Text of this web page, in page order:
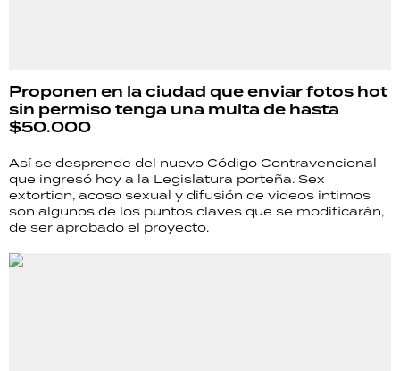
Proponen en la ciudad que enviar fotos hot
sin permiso tenga una multa de hasta
$50.000
Así se desprende del nuevo Código Contravencional
que ingresó hoy a la Legislatura porteña. Sex
extortion, acoso sexual y difusión de videos intimos
son algunos de los puntos claves que se modificarán,
de ser aprobado el proyecto.